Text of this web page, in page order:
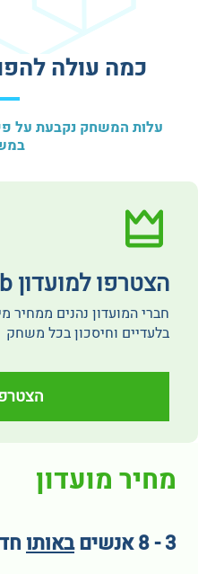
כמה עולה
עלות המשחק נקבעת על
הצטרפו למועדון Escape Club
חברי המועדון נהנים ממחיר
בלעדיים וחיסכון בכל משחק
מחיר מועדון
3 - 8 אנשים באותו